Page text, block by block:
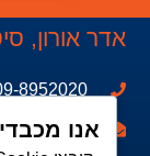
אדר אורון,
8952020
אנו